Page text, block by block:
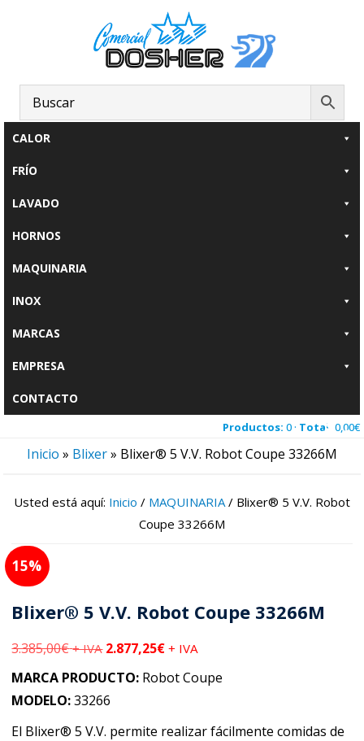
página
CALOR
FRÍO
LAVADO
HORNOS
MAQUINARIA
INOX
MARCAS
EMPRESA
CONTACTO
Productos: 0 · Total: 0,00€
Inicio » Blixer» Blixer® 5 V.V. Robot Coupe 33266M
Usted está aquí: Inicio / MAQUINARIA / Blixer® 5 V.V. Robot
Coupe 33266M
15
Blixer® 5 V.V. Robot Coupe 33266M
3.385,00€ + IVA 2.877,25€ + IVA
MARCA PRODUCTO: Robot Coupe
MODELO:33266
El Blixer® 5 V.V. permite realizar fácilmente comidas de